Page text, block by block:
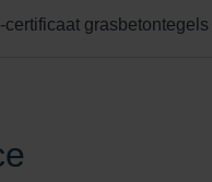
certificaat grasbetontegels